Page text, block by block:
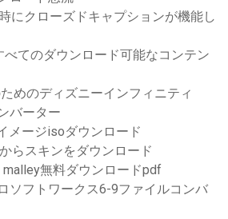
にクローズドキャプションが機能し
べてのダウンロード可能なコンテン
めのディズニーインフィニティ
バーター
メージisoダウンロード
らスキンをダウンロード
無料ダウンロードpdf
ソフトワークス6-9ファイルコンバ